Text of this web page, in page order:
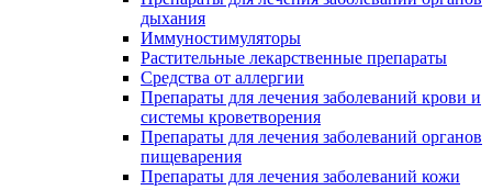
дыхания
Иммуностимуляторы
Растительные лекарственные препараты
Средства от аллергии
Препараты для лечения заболеваний крови и
системы кроветворения
Препараты для лечения заболеваний органов
пищеварения
Препараты для лечения заболеваний кожи